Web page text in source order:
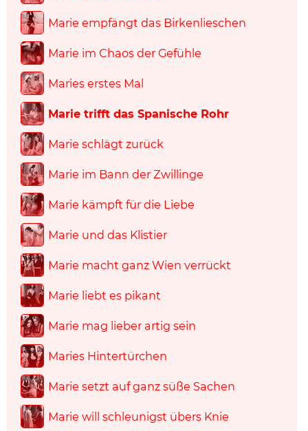
Marie empfängt das Birkenlieschen
Marie im Chaos der Gefühle
Maries erstes Mal
Marie trifft das Spanische Rohr
Marie schlägt zurück
Marie im Bann der Zwillinge
Marie kämpft für die Liebe
Marie und das Klistier
Marie macht ganz Wien verrückt
Marie liebt es pikant
Marie mag lieber artig sein
Maries Hintertürchen
Marie setzt auf ganz süße Sachen
Marie will schleunigst übers Knie